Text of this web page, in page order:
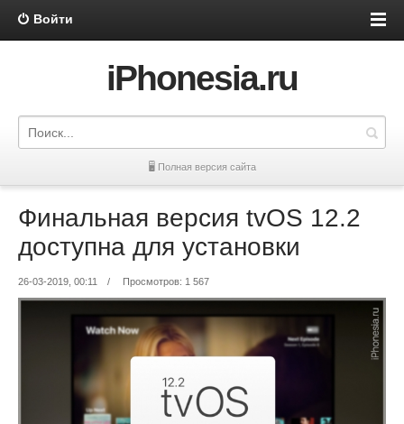
Войти
iPhonesia.ru
🖥 Полная версия сайта
Финальная версия tvOS 12.2
доступна для установки
26-03-2019, 00:11 / Просмотров: 1 567